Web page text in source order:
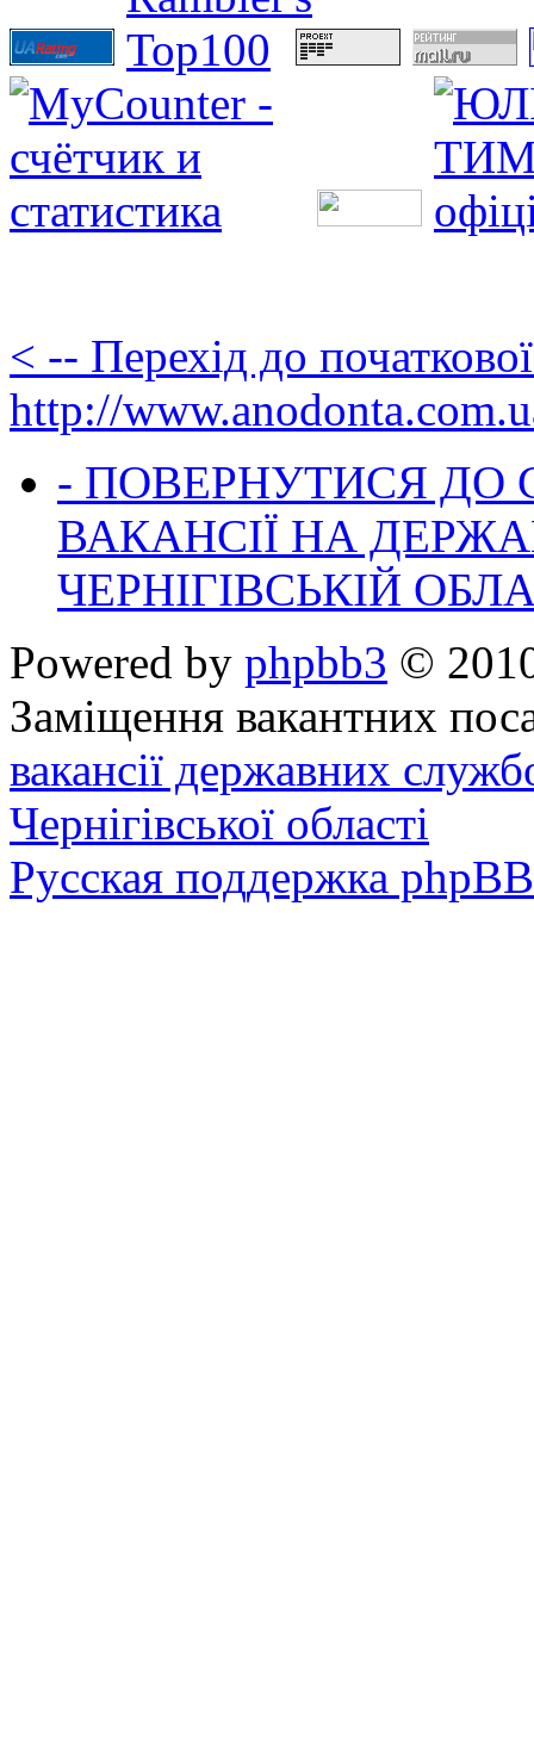
< -- Перехід до
http://
- ПОВЕРНУТИСЯ ДО
ВАКАНСІЇ НА
ЧЕРНІГІВСЬКІЙ
Powered by phpbb3 ©
Заміщення вакантних
вакансії державних
Чернігівської області
Русская поддержка phpBB